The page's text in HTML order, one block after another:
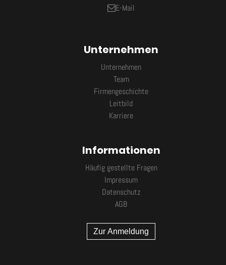
E-Mail
Unternehmen
Unternehmen
Team
Firmengeschichte
Leitbild
Karriere
Informationen
Häufig gestellte Fragen
Impressum
Datenschutz
AGB
Zur Anmeldung